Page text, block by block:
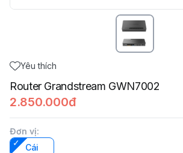
Yêu thích
Router Grandstream GWN7002
2.850.000đ
Đơn vị:
Cái